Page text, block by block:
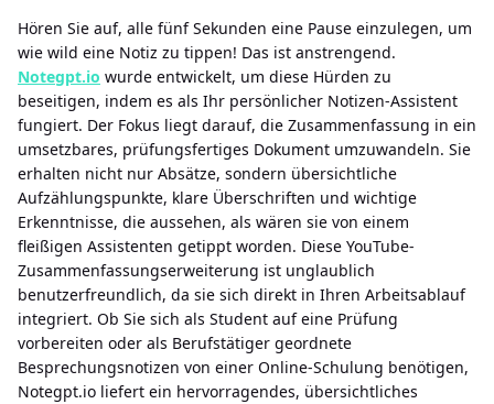
Hören Sie auf, alle fünf Sekunden eine Pause einzulegen, um
wie wild eine Notiz zu tippen! Das ist anstrengend.
Notegpt.io wurde entwickelt, um diese Hürden zu
beseitigen, indem es als Ihr persönlicher Notizen-Assistent
fungiert. Der Fokus liegt darauf, die Zusammenfassung in ein
umsetzbares, prüfungsfertiges Dokument umzuwandeln. Sie
erhalten nicht nur Absätze, sondern übersichtliche
Aufzählungspunkte, klare Überschriften und wichtige
Erkenntnisse, die aussehen, als wären sie von einem
fleißigen Assistenten getippt worden. Diese YouTube-
Zusammenfassungserweiterung ist unglaublich
benutzerfreundlich, da sie sich direkt in Ihren Arbeitsablauf
integriert. Ob Sie sich als Student auf eine Prüfung
vorbereiten oder als Berufstätiger geordnete
Besprechungsnotizen von einer Online-Schulung benötigen,
Notegpt.io liefert ein hervorragendes, übersichtliches